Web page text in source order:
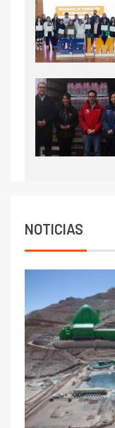
6
NOTICIAS